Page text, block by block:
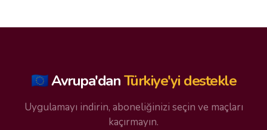
🇪🇺 Avrupa'danTürkiye'yi destekle
Uygulamayı indirin, aboneliğinizi seçin ve maçları
kaçırmayın.